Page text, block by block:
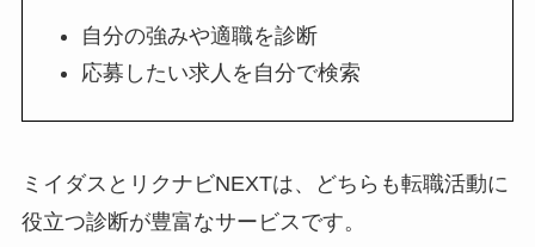
自分の強みや適職を診断
応募したい求人を自分で検索
ミイダスとリクナビNEXTは、どちらも転職活動に
役立つ診断が豊富なサービスです。